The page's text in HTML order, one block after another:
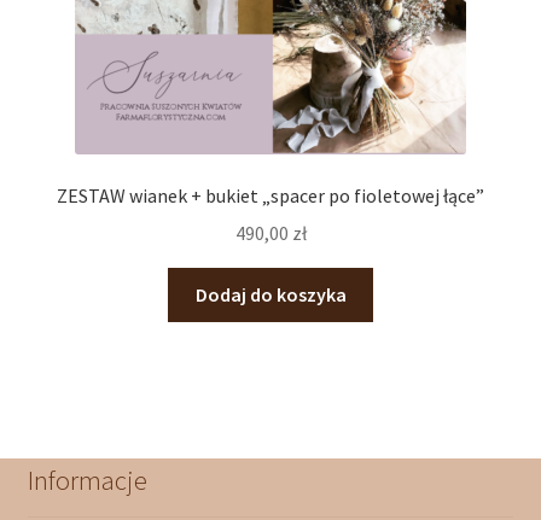
ZESTAW wianek + bukiet „spacer po fioletowej łące”
490,00 zł
Dodaj do koszyka
Informacje